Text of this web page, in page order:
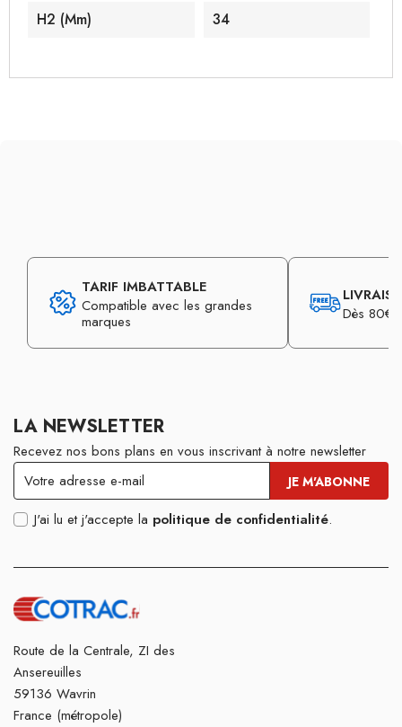
H2 (mm) 34
TARIF IMBATTABLE
Compatible avec les grandes
marques
Dès 80€
LA NEWSLETTER
Recevez nos bons plans en vous inscrivant à notre newsletter
J'ai lu et j'accepte la politique de confidentialité.
Route de la Centrale, ZI des
Ansereuilles
59136 Wavrin
France (métropole)